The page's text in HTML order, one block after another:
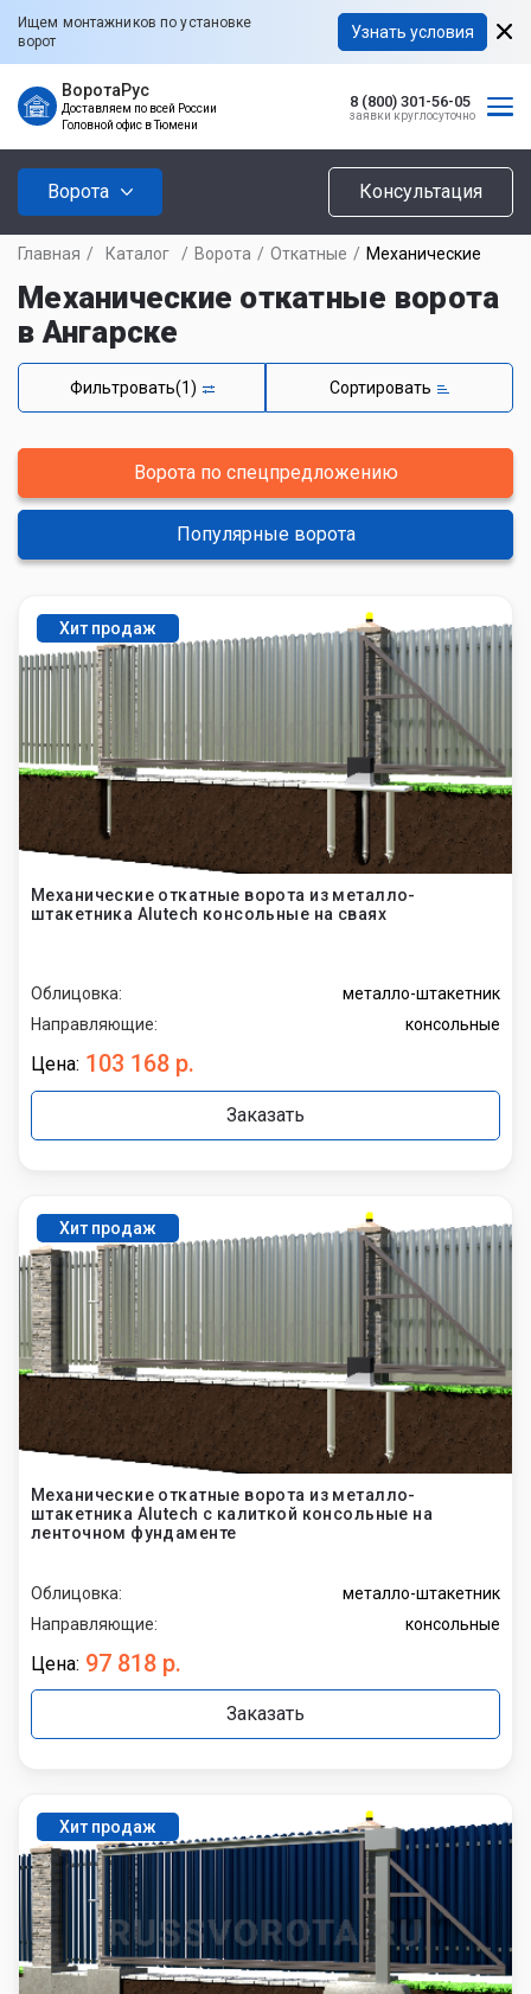
Ищем монтажников по установке
ворот
Узнать условия
ВоротаРус
Доставляем по всей России
Головной офис в Тюмени
8 (800) 301-56-05
заявки круглосуточно
Ворота Консультация
Главная / Каталог / Ворота / Откатные / Механические
Механические откатные ворота
в Ангарске
Фильтровать(1) Сортировать
Ворота по спецпредложению
Популярные ворота
Хит продаж
Механические откатные ворота из металло-
штакетника Alutech консольные на сваях
Облицовка:
металло-штакетник
Направляющие:
консольные
Цена: 103 168 р.
Заказать
Хит продаж
Механические откатные ворота из металло-
штакетника Alutech с калиткой консольные на
ленточном фундаменте
Облицовка:
металло-штакетник
Направляющие:
консольные
Цена: 97 818 р.
Заказать
Хит продаж